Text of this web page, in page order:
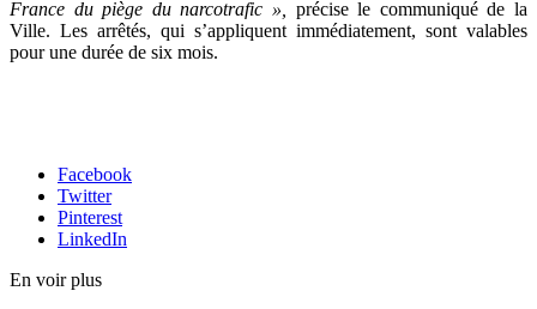
France du piège du narcotrafic »,
précise le communiqué de la
Ville. Les arrêtés, qui s’appliquent immédiatement, sont valables
pour une durée de six mois.
Facebook
Twitter
Pinterest
LinkedIn
En voir plus